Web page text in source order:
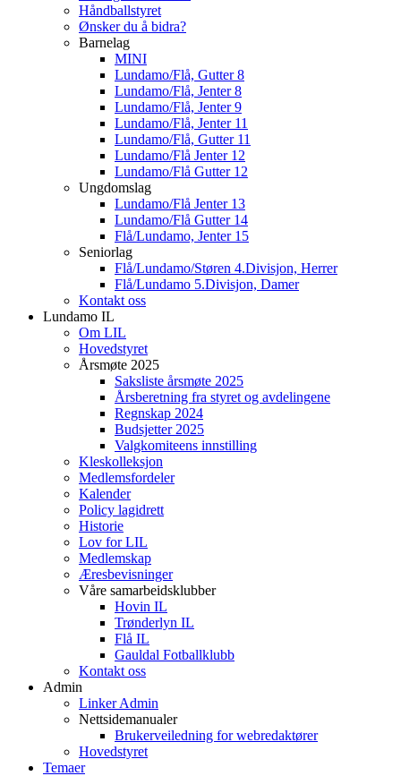
Håndballstyret
Ønsker du å bidra?
Barnelag
MINI
Lundamo/Flå, Gutter 8
Lundamo/Flå, Jenter 8
Lundamo/Flå, Jenter 9
Lundamo/Flå, Jenter 11
Lundamo/Flå, Gutter 11
Lundamo/Flå Jenter 12
Lundamo/Flå Gutter 12
Ungdomslag
Lundamo/Flå Jenter 13
Lundamo/Flå Gutter 14
Flå/Lundamo, Jenter 15
Seniorlag
Flå/Lundamo/Støren 4.Divisjon, Herrer
Flå/Lundamo 5.Divisjon, Damer
Kontakt oss
Lundamo IL
Om LIL
Hovedstyret
Årsmøte 2025
Saksliste årsmøte 2025
Årsberetning fra styret og avdelingene
Regnskap 2024
Budsjetter 2025
Valgkomiteens innstilling
Kleskolleksjon
Medlemsfordeler
Kalender
Policy lagidrett
Historie
Lov for LIL
Medlemskap
Æresbevisninger
Våre samarbeidsklubber
Hovin IL
Trønderlyn IL
Flå IL
Gauldal Fotballklubb
Kontakt oss
Admin
Linker Admin
Nettsidemanualer
Brukerveiledning for webredaktører
Hovedstyret
Temaer